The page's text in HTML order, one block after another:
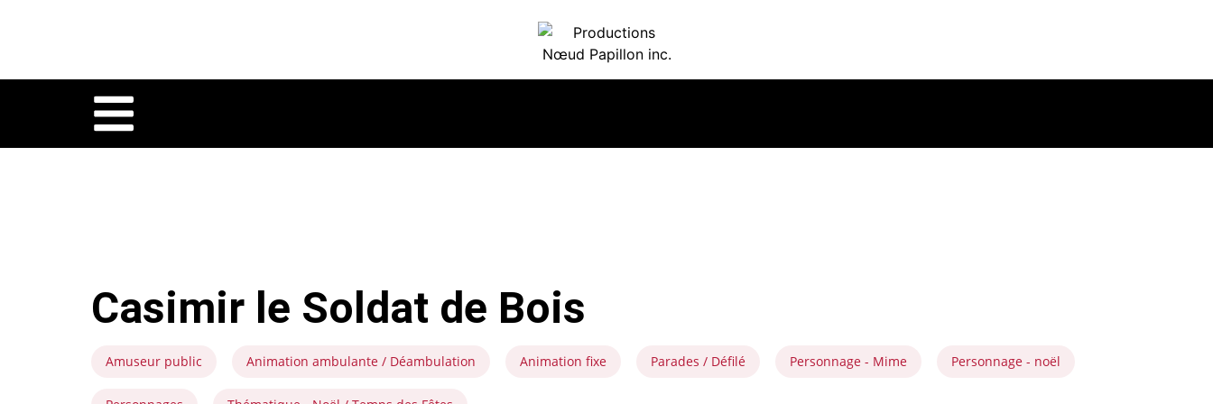
Casimir le Soldat de Bois
Amuseur public Animation ambulante / Déambulation Animation fixe Parades / Défilé Personnage - Mime Personnage - noël